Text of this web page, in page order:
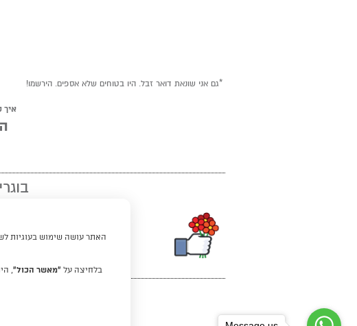
*גם אני שונאת דואר זבל. היו בטוחים שלא אספים. הירשמו!
איך
האתר עושה שימוש בעוגיות
בלחיצה על “מאשר הכול”,